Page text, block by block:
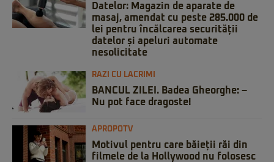
Datelor: Magazin de aparate de
masaj, amendat cu peste 285.000 de
lei pentru încălcarea securității
datelor și apeluri automate
nesolicitate
RAZI CU LACRIMI
BANCUL ZILEI. Badea Gheorghe: –
Nu pot face dragoste!
APROPOTV
Motivul pentru care băieții răi din
filmele de la Hollywood nu folosesc